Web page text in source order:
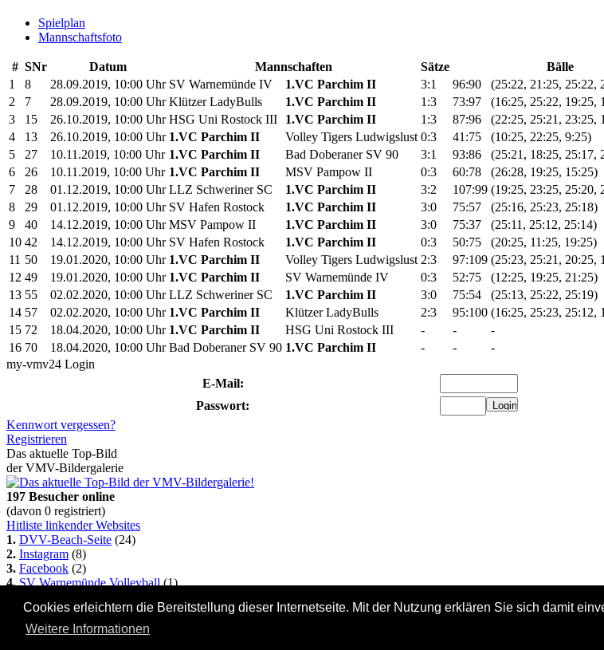
Cookies erleichtern die Bereitstellung dieser Internetseite. Mit der Nutzung erklären Sie sich damit
Weitere Informationen
Spielplan
Mannschaftsfoto
# SNr Datum Mannschaften Sätze Bälle
1
8 28.09.2019, 10:00 Uhr SV Warnemünde IV 1.VC Parchim II 3:1 96:90 (25:22, 21:25, 25:22,
2
7 28.09.2019, 10:00 Uhr Klützer LadyBulls 1.VC Parchim II 1:3 73:97 (16:25, 25:22, 19:25,
3
15 26.10.2019, 10:00 Uhr HSG Uni Rostock III 1.VC Parchim II 1:3 87:96 (22:25, 25:21, 23:25,
4
13 26.10.2019, 10:00 Uhr 1.VC Parchim II Volley Tigers Ludwigslust 0:3 41:75 (10:25, 22:25, 9:25)
5
27 10.11.2019, 10:00 Uhr 1.VC Parchim II Bad Doberaner SV 90 3:1 93:86 (25:21, 18:25, 25:17,
6
26 10.11.2019, 10:00 Uhr 1.VC Parchim II MSV Pampow II 0:3 60:78 (26:28, 19:25, 15:25)
7
28 01.12.2019, 10:00 Uhr LLZ Schweriner SC 1.VC Parchim II 3:2 107:99 (19:25, 23:25, 25:20,
8
29 01.12.2019, 10:00 Uhr SV Hafen Rostock 1.VC Parchim II 3:0 75:57 (25:16, 25:23, 25:18)
9
40 14.12.2019, 10:00 Uhr MSV Pampow II 1.VC Parchim II 3:0 75:37 (25:11, 25:12, 25:14)
10 42 14.12.2019, 10:00 Uhr SV Hafen Rostock 1.VC Parchim II 0:3 50:75 (20:25, 11:25, 19:25)
11 50 19.01.2020, 10:00 Uhr 1.VC Parchim II Volley Tigers Ludwigslust 2:3 97:109 (25:23, 25:21, 20:25,
12 49 19.01.2020, 10:00 Uhr 1.VC Parchim II SV Warnemünde IV 0:3 52:75 (12:25, 19:25, 21:25)
13 55 02.02.2020, 10:00 Uhr LLZ Schweriner SC 1.VC Parchim II 3:0 75:54 (25:13, 25:22, 25:19)
14 57 02.02.2020, 10:00 Uhr 1.VC Parchim II Klützer LadyBulls 2:3 95:100 (16:25, 25:23, 25:12,
15 72 18.04.2020, 10:00 Uhr 1.VC Parchim II HSG Uni Rostock III - - -
16 70 18.04.2020, 10:00 Uhr Bad Doberaner SV 90 1.VC Parchim II - - -
my-vmv24 Login
E-Mail:
Passwort:
Kennwort vergessen?
Registrieren
Das aktuelle Top-Bild
der VMV-Bildergalerie
197 Besucher online
(davon 0 registriert)
Hitliste linkender Websites
1. DVV-Beach-Seite (24)
2. Instagram (8)
3. Facebook (2)
4. SV Warnemünde Volleyball(1)
So kommt auch Deine
Homepage hierher:Info...